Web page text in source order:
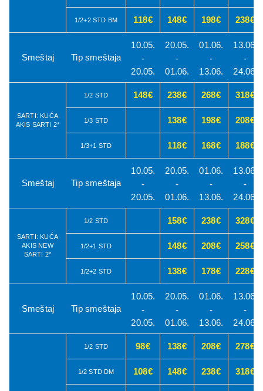
1/2+2 STD BM 118€ 148€ 198€ 238€
Smeštaj Tip smeštaja
10.05.
-
20.05.
20.05.
-
01.06.
01.06.
-
13.06.
13.06.
-
24.06.
SARTI: KUĆA
AKIS SARTI 2*
1/2 STD 148€ 238€ 268€ 318€
1/3 STD 138€ 198€ 208€
1/3+1 STD 118€ 168€ 188€
Smeštaj Tip smeštaja
10.05.
-
20.05.
20.05.
-
01.06.
01.06.
-
13.06.
13.06.
-
24.06.
SARTI: KUĆA
AKIS NEW
SARTI 2*
1/2 STD 158€ 238€ 328€
1/2+1 STD 148€ 208€ 258€
1/2+2 STD 138€ 178€ 228€
Smeštaj Tip smeštaja
10.05.
-
20.05.
20.05.
-
01.06.
01.06.
-
13.06.
13.06.
-
24.06.
1/2 STD 98€ 138€ 208€ 278€
1/2 STD DM 108€ 148€ 238€ 318€